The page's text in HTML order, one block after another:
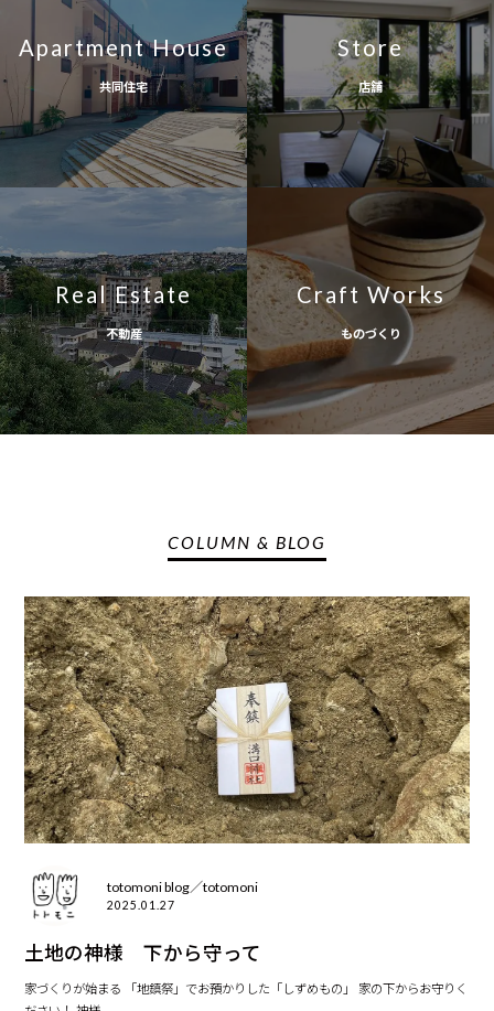
Apartment House
共同住宅
Store
店舗
Real Estate
不動産
Craft Works
ものづくり
COLUMN & BLOG
totomoni blog／totomoni
2025.01.27
土地の神様 下から守って
家づくりが始まる 「地鎮祭」でお預かりした「しずめもの」 家の下からお守りく